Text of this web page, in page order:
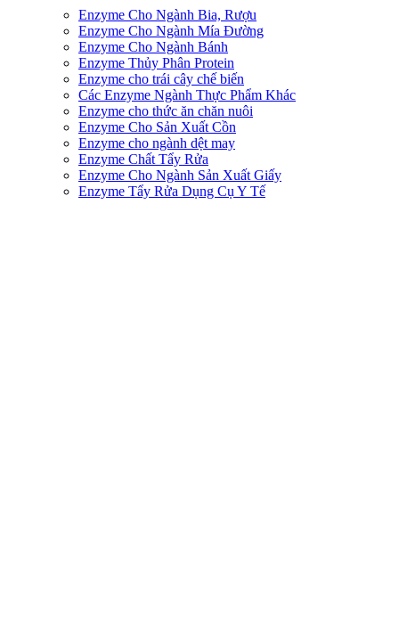
Enzyme Cho Ngành Bia, Rượu
Enzyme Cho Ngành Mía Đường
Enzyme Cho Ngành Bánh
Enzyme Thủy Phân Protein
Enzyme cho trái cây chế biến
Các Enzyme Ngành Thực Phẩm Khác
Enzyme cho thức ăn chăn nuôi
Enzyme Cho Sản Xuất Cồn
Enzyme cho ngành dệt may
Enzyme Chất Tẩy Rửa
Enzyme Cho Ngành Sản Xuất Giấy
Enzyme Tẩy Rửa Dụng Cụ Y Tế